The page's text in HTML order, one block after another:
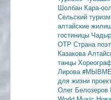
Шолбан Кара-оол
Сельский туризм
алтайские
гостиницы Чадыр
ОТР Страна
Казакова
танцы
Лирова
для жизни
Олег Белозеров